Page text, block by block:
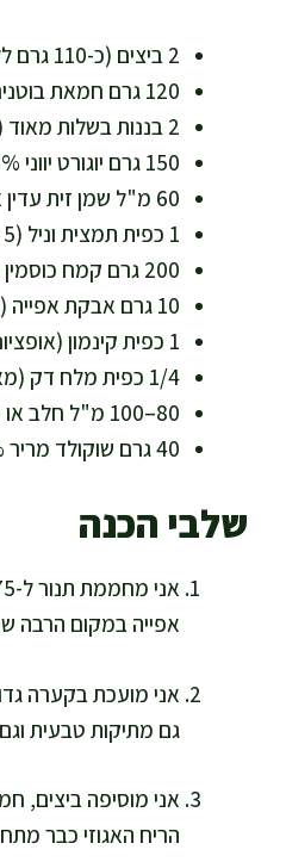
2 ביצים (כ-110 גרם ללא קליפה) + חלבון איכותי ושובע
120 גרם חמאת בוטנים טבעית 100% (ללא סוכר) + שומן בלתי רווי ומגנזיום
2 בננות בשלות מאוד (כ-220 גרם ללא קליפה) + מתיקות טבעית ואשלגן
150 גרם יוגורט יווני 3% או יוגורט טבעי (כ-150 מ"ל) + חלבון וסידן
60 מ"ל שמן זית עדין או שמן קנולה + שומן בריא לאפייה
1 כפית תמצית וניל (5 מ"ל)
200 גרם קמח כוסמין מלא או קמח חיטה מלא + עשיר בסיבים
10 גרם אבקת אפייה (כ-2 כפיות)
1 כפית קינמון (אופציונלי) + עומק טעם בלי סוכר
1/4 כפית מלח דק (מאזן מתיקות ומדגיש טעמים)
80–100 מ"ל חלב או משקה סויה ללא סוכר, לפי הצורך + מרקם רך
40 גרם שוקולד מריר 85% קצוץ או 50 גרם בוטנים קצוצים (אופציונלי) + נוגדי חמצון או תוספת חלבון
שלבי הכנה
אפייה במקום הרבה
אני מועכת בקערה
גם מתיקות טבעית
אני מוסיפה ביצים,
הריח האגוזי כבר